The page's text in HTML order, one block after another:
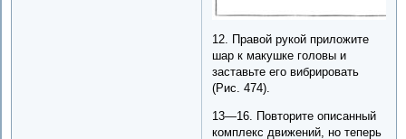
12. Правой рукой приложите
шар к макушке головы и
заставьте его вибрировать
(Рис. 474).
13—16. Повторите описанный
комплекс движений, но теперь